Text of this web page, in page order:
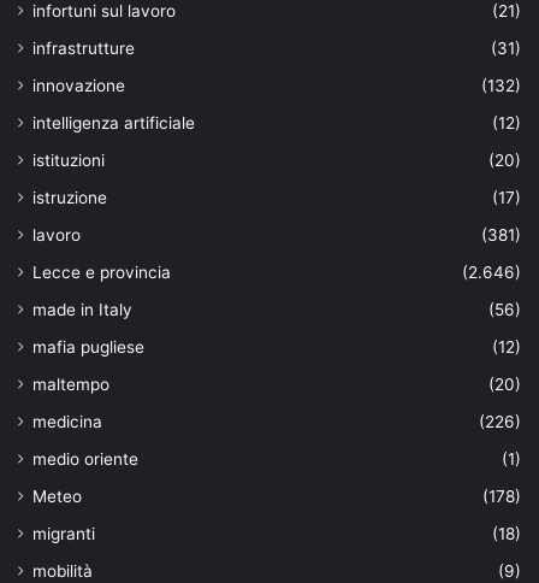
infortuni sul lavoro
(21)
infrastrutture
(31)
innovazione
(132)
intelligenza artificiale
(12)
istituzioni
(20)
istruzione
(17)
lavoro
(381)
Lecce e provincia
(2.646)
made in Italy
(56)
mafia pugliese
(12)
maltempo
(20)
medicina
(226)
medio oriente
(1)
Meteo
(178)
migranti
(18)
mobilità
(9)